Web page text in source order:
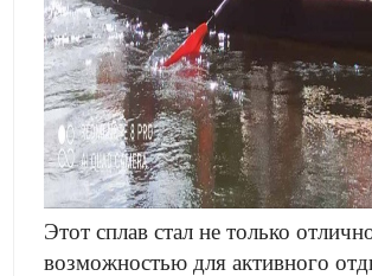
Этот сплав стал не только
возможностью для активного